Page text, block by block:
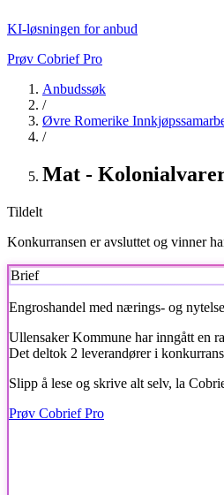
KI-løsningen for anbud
Prøv Cobrief Pro
Anbudssøk
/
Øvre Romerike
/
Mat -
Tildelt
Konkurransen er avsluttet og vinner
Brief
Engroshandel med nærings- og
Ullensaker Kommune har inngått en
Det deltok 2 leverandører i
Slipp å lese og skrive alt selv, la
Prøv Cobrief Pro